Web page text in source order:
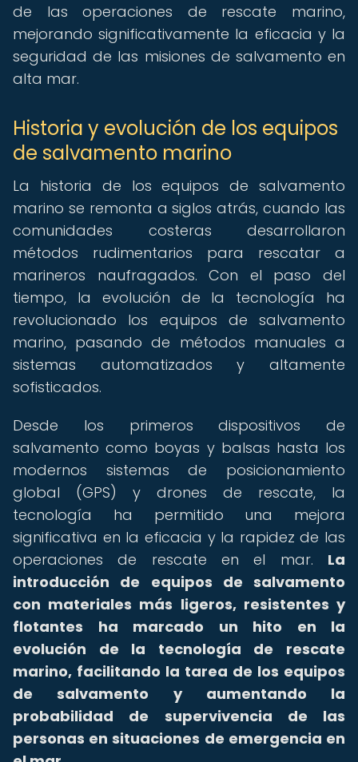
de las operaciones de rescate marino,
mejorando significativamente la eficacia y la
seguridad de las misiones de salvamento en
alta mar.
Historia y evolución de los equipos
de salvamento marino
La historia de los equipos de salvamento
marino se remonta a siglos atrás, cuando las
comunidades costeras desarrollaron
métodos rudimentarios para rescatar a
marineros naufragados. Con el paso del
tiempo, la evolución de la tecnología ha
revolucionado los equipos de salvamento
marino, pasando de métodos manuales a
sistemas automatizados y altamente
sofisticados.
Desde los primeros dispositivos de
salvamento como boyas y balsas hasta los
modernos sistemas de posicionamiento
global (GPS) y drones de rescate, la
tecnología ha permitido una mejora
significativa en la eficacia y la rapidez de las
operaciones de rescate en el mar. La
introducción de equipos de salvamento
con materiales más ligeros, resistentes y
flotantes ha marcado un hito en la
evolución de la tecnología de rescate
marino, facilitando la tarea de los equipos
de salvamento y aumentando la
probabilidad de supervivencia de las
personas en situaciones de emergencia en